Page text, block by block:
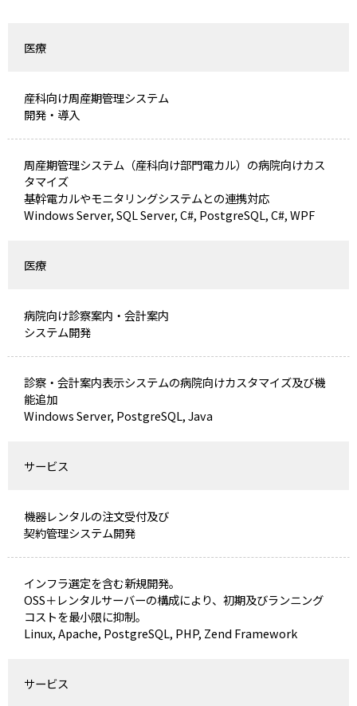
医療
産科向け周産期管理システム
開発・導入
周産期管理システム（産科向け部門電カル）の病院向けカス
タマイズ
基幹電カルやモニタリングシステムとの連携対応
Windows Server, SQL Server, C#, PostgreSQL, C#, WPF
医療
病院向け診察案内・会計案内
システム開発
診察・会計案内表示システムの病院向けカスタマイズ及び機
能追加
Windows Server, PostgreSQL, Java
サービス
機器レンタルの注文受付及び
契約管理システム開発
インフラ選定を含む新規開発。
OSS＋レンタルサーバーの構成により、初期及びランニング
コストを最小限に抑制。
Linux, Apache, PostgreSQL, PHP, Zend Framework
サービス